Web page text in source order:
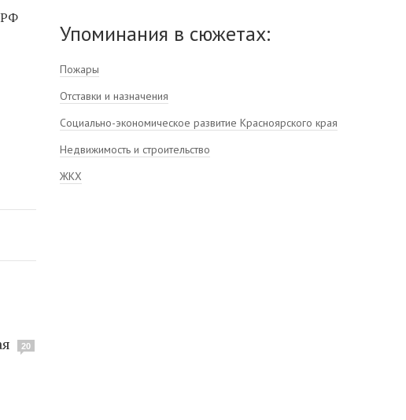
РФ
20
Упоминания в сюжетах:
Пожары
Отставки и назначения
Социально-экономическое развитие Красноярского края
Недвижимость и строительство
ЖКХ